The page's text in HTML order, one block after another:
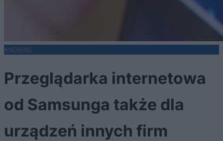
ANDROID
Przeglądarka internetowa
od Samsunga także dla
urządzeń innych firm